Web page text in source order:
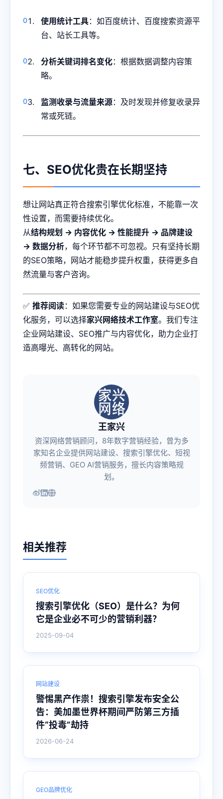
使用统计工具：如百度统计、百度搜索资源平
台、站长工具等。
分析关键词排名变化：根据数据调整内容策
略。
监测收录与流量来源：及时发现并修复收录异
常或死链。
七、SEO优化贵在长期坚持
想让网站真正符合搜索引擎优化标准，不能靠一次
性设置，而需要持续优化。
从结构规划 → 内容优化 → 性能提升 → 品牌建设
→ 数据分析，每个环节都不可忽视。只有坚持长期
的SEO策略，网站才能稳步提升权重，获得更多自
然流量与客户咨询。
✅ 推荐阅读：如果您需要专业的网站建设与SEO优
化服务，可以选择家兴网络技术工作室。我们专注
企业网站建设、SEO推广与内容优化，助力企业打
造高曝光、高转化的网站。
王家兴
资深网络营销顾问，8年数字营销经验，曾为多
家知名企业提供网站建设、搜索引擎优化、短视
频营销、GEO AI营销服务，擅长内容策略规
划。
相关推荐
SEO优化
搜索引擎优化（SEO）是什么？为何
它是企业必不可少的营销利器？
2025-09-04
网站建设
警惕黑产作祟！搜索引擎发布安全公
告：美加墨世界杯期间严防第三方插
件“投毒”劫持
2026-06-24
GEO品牌优化